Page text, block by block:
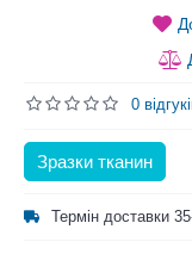
0
Зразки тканин
Термін доставки